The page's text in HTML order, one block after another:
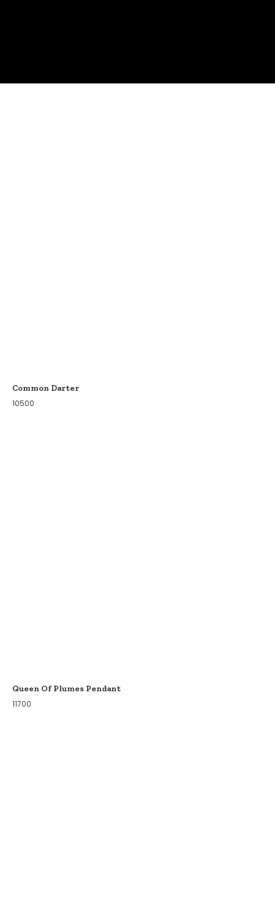
Common Darter
10500
Queen Of Plumes Pendant
11700